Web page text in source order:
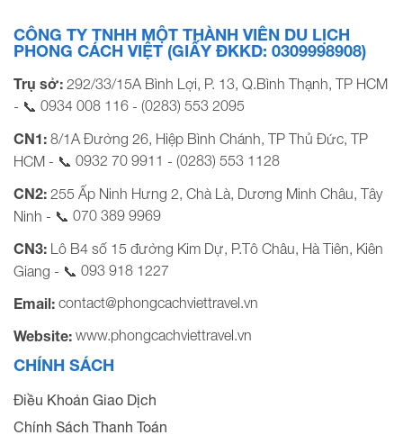
CÔNG TY TNHH MỘT THÀNH VIÊN DU LỊCH
PHONG CÁCH VIỆT (GIẤY ĐKKD: 0309998908)
Trụ sở: 292/33/15A Bình Lợi, P. 13, Q.Bình Thạnh, TP HCM
- 📞 0934 008 116 - (0283) 553 2095
CN1: 8/1A Đường 26, Hiệp Bình Chánh, TP Thủ Đức, TP
HCM - 📞 0932 70 9911 - (0283) 553 1128
CN2: 255 Ấp Ninh Hưng 2, Chà Là, Dương Minh Châu, Tây
Ninh - 📞 070 389 9969
CN3: Lô B4 số 15 đường Kim Dự, P.Tô Châu, Hà Tiên, Kiên
Giang - 📞 093 918 1227
Email: contact@phongcachviettravel.vn
Website: www.phongcachviettravel.vn
CHÍNH SÁCH
Điều Khoản Giao Dịch
Chính Sách Thanh Toán